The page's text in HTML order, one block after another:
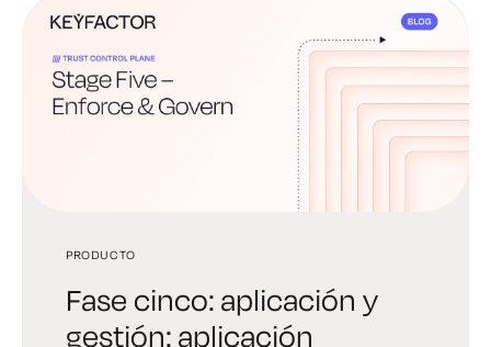
PRODUCTO
Fase cinco: aplicación y
gestión: aplicación
PRODUCTO
Cuarta fase:
Automatización y
PRODUCTO
Tercera fase: creación de
confianza: